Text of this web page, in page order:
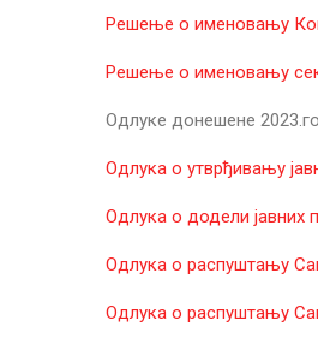
Решење о именовању
Решење о именовању
Одлуке донешене
Одлука о утврђивању
Одлука о додели јавних
Одлука о распуштању
Одлука о распуштању